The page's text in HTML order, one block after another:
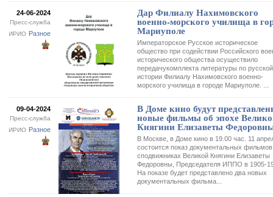
24-06-2024
Пресс-служба
ИРИО Разное
Дар Филиалу Нахимовского
военно-морского училища в
Мариуполе
Императорское Русское историческое
общество при содействии Российского
исторического общества осуществило
передачукомплекта литературы по русской
истории Филиалу Нахимовского военно-
морского училища в городе Мариуполе. ...
09-04-2024
Пресс-служба
ИРИО Разное
В Доме кино будут
новые фильмы об эпохе
Княгини Елизаветы
В Москве, в Доме кино в 19.00 час. 11
состоится показ документальных
сподвижниках Великой Княгини Елизаветы
Федоровны, Председателя ИППО в 1905-
На показе будет представлено два новых
документальных фильма...